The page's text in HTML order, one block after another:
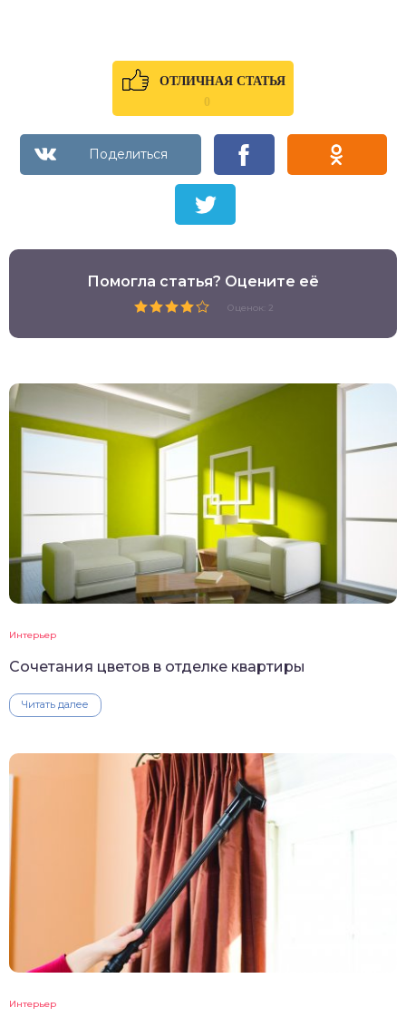
ОТЛИЧНАЯ СТАТЬЯ
0
Помогла статья? Оцените её
Оценок: 2
Интерьер
Сочетания цветов в отделке квартиры
Читать далее
Интерьер